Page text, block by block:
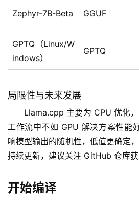
免
程
I
V
P
课
程
关
于
Zephyr-7B-Beta GGUF
GPTQ（Linux/W
indows）
GPTQ
局限性与未来发展
Llama.cpp 主要为 CPU 优化
工作流中不如 GPU 解决方案性能
响模型输出的随机性，低值更确定
持续更新，建议关注 GitHub 仓库获
开始编译